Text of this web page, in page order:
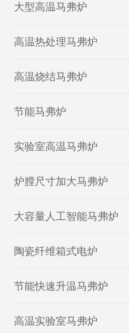
大型高温马弗炉
高温热处理马弗炉
高温烧结马弗炉
节能马弗炉
实验室高温马弗炉
炉膛尺寸加大马弗炉
大容量人工智能马弗炉
陶瓷纤维箱式电炉
节能快速升温马弗炉
高温实验室马弗炉